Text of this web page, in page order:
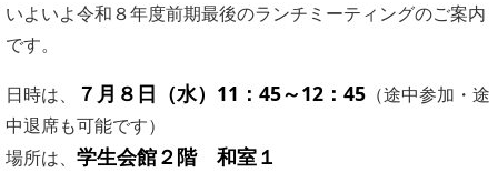
いよいよ令和８年度前期最後のランチミーティングのご案内
です。
日時は、 ７月８日（水）11：45～12：45 （途中参加・途
中退席も可能です）
場所は、 学生会館２階 和室１